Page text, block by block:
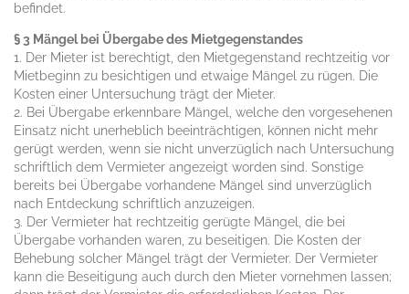
befindet.
§ 3 Mängel bei Übergabe des Mietgegenstandes
1. Der Mieter ist berechtigt, den Mietgegenstand rechtzeitig vor
Mietbeginn zu besichtigen und etwaige Mängel zu rügen. Die
Kosten einer Untersuchung trägt der Mieter.
2. Bei Übergabe erkennbare Mängel, welche den vorgesehenen
Einsatz nicht unerheblich beeinträchtigen, können nicht mehr
gerügt werden, wenn sie nicht unverzüglich nach Untersuchung
schriftlich dem Vermieter angezeigt worden sind. Sonstige
bereits bei Übergabe vorhandene Mängel sind unverzüglich
nach Entdeckung schriftlich anzuzeigen.
3. Der Vermieter hat rechtzeitig gerügte Mängel, die bei
Übergabe vorhanden waren, zu beseitigen. Die Kosten der
Behebung solcher Mängel trägt der Vermieter. Der Vermieter
kann die Beseitigung auch durch den Mieter vornehmen lassen;